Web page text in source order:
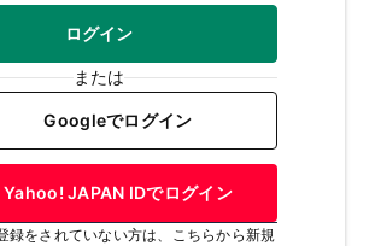
ログイン
または
Googleでログイン
Yahoo! JAPAN IDでログイン
録をされていない方は、こちらから新規